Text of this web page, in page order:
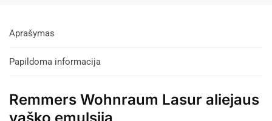
Aprašymas
Papildoma informacija
Remmers Wohnraum Lasur aliejaus